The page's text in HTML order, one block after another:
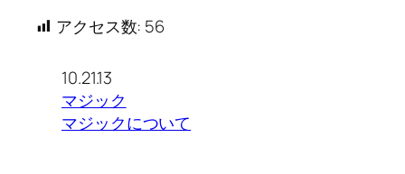
アクセス数: 56
10.21.13
マジック
マジックについて